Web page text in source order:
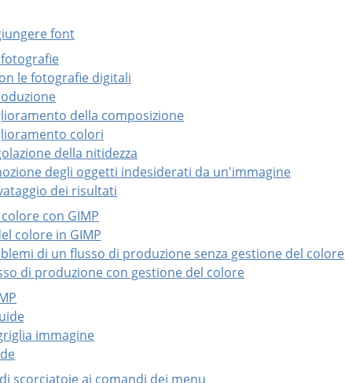
font
le fotografie digitali
della composizione
colori
della nitidezza
degli oggetti indesiderati da un'immagine
dei risultati
con GIMP
colore in GIMP
di un flusso di produzione senza gestione del colore
di produzione con gestione del colore
immagine
scorciatoie ai comandi dei menu